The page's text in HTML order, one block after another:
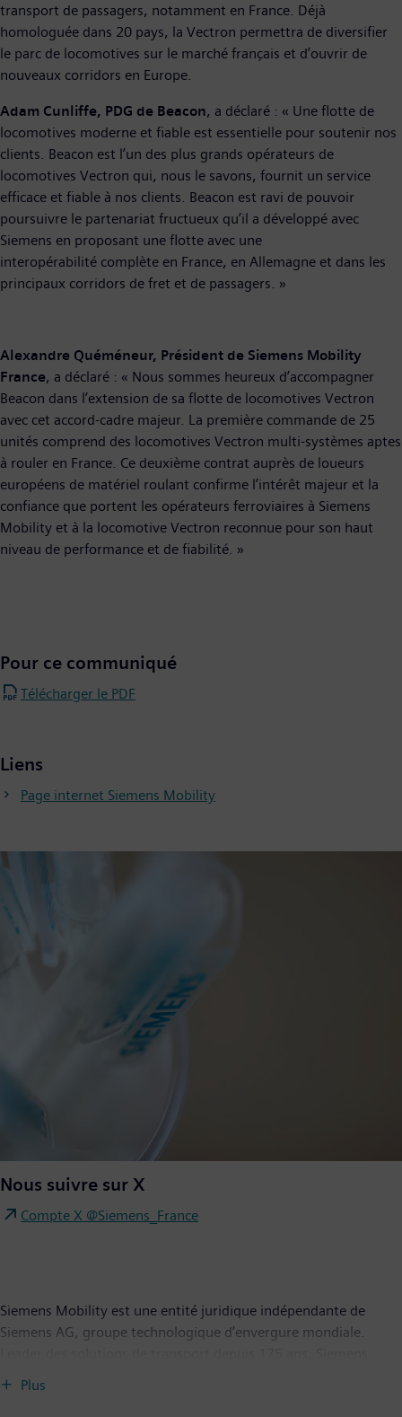
transport de passagers, notamment en France. Déjà
homologuée dans 20 pays, la Vectron permettra de diversifier
le parc de locomotives sur le marché français et d’ouvrir de
nouveaux corridors en Europe.
Adam Cunliffe, PDG de Beacon, a déclaré : « Une flotte de
locomotives moderne et fiable est essentielle pour soutenir nos
clients. Beacon est l’un des plus grands opérateurs de
locomotives Vectron qui, nous le savons, fournit un service
efficace et fiable à nos clients. Beacon est ravi de pouvoir
poursuivre le partenariat fructueux qu’il a développé avec
Siemens en proposant une flotte avec une
interopérabilité complète en France, en Allemagne et dans les
principaux corridors de fret et de passagers. »
Alexandre Quéméneur, Président de Siemens Mobility
France, a déclaré : « Nous sommes heureux d’accompagner
Beacon dans l’extension de sa flotte de locomotives Vectron
avec cet accord-cadre majeur. La première commande de 25
unités comprend des locomotives Vectron multi-systèmes aptes
à rouler en France. Ce deuxième contrat auprès de loueurs
européens de matériel roulant confirme l’intérêt majeur et la
confiance que portent les opérateurs ferroviaires à Siemens
Mobility et à la locomotive Vectron reconnue pour son haut
niveau de performance et de fiabilité. »
Pour ce communiqué
Télécharger le PDF
Liens
Page internet Siemens Mobility
Nous suivre sur X
Compte X @Siemens_France
Siemens Mobility est une entité juridique indépendante de
Siemens AG, groupe technologique d’envergure mondiale.
Plus